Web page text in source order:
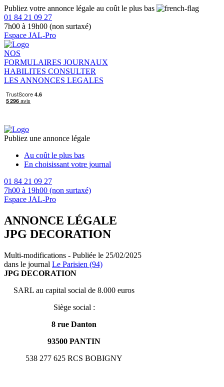
Publiez votre annonce légale au coût le plus bas
01 84 21 09 27
7h00 à 19h00 (non surtaxé)
Espace JAL-Pro
NOS
FORMULAIRES JOURNAUX
HABILITES CONSULTER
LES ANNONCES LEGALES
Publiez une annonce légale
Au coût le plus bas
En choisissant votre journal
01 84 21 09 27
7h00 à 19h00 (non surtaxé)
Espace JAL-Pro
ANNONCE LÉGALE
JPG DECORATION
Multi-modifications - Publiée le 25/02/2025
dans le journal Le Parisien (94)
JPG DECORATION
SARL au capital social de 8.000 euros
Siège social :
8 rue Danton
93500 PANTIN
538 277 625 RCS BOBIGNY